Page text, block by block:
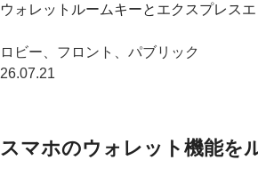
ウォレットルームキーとエクスプレス
ロビー、フロント、パブリック
26.07.21
スマホのウォレット機能を